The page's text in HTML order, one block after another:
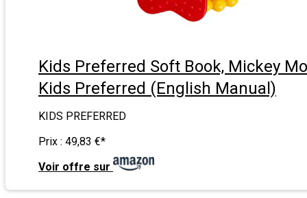
Kids Preferred Soft Book, Mickey
Kids Preferred (English Manual)
KIDS PREFERRED
Prix : 49,83 €*
Voir offre sur